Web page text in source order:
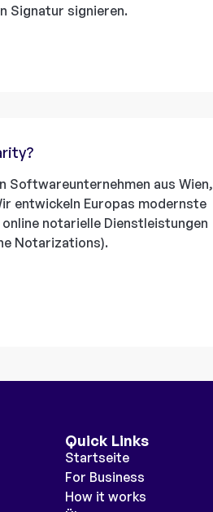
Signatur signieren.
Softwareunternehmen aus Wien,
entwickeln Europas modernste
notarielle Dienstleistungen
Notarizations).
Quick Links
Startseite
For Business
How it works